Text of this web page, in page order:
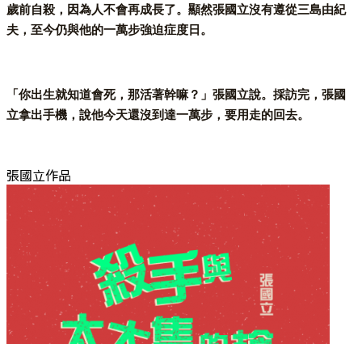
歲前自殺，因為人不會再成長了。顯然張國立沒有遵從三島由紀
夫，至今仍與他的一萬步強迫症度日。
「你出生就知道會死，那活著幹嘛？」張國立說。採訪完，張國
立拿出手機，說他今天還沒到達一萬步，要用走的回去。
張國立作品